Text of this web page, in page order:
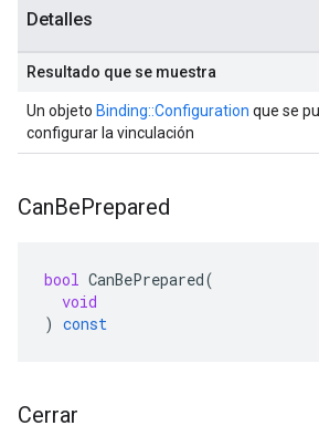
Detalles
Resultado que se muestra
Un objeto Binding::Configuration que se
configurar la vinculación
CanBePrepared
bool CanBePrepared(
void
) const
Cerrar